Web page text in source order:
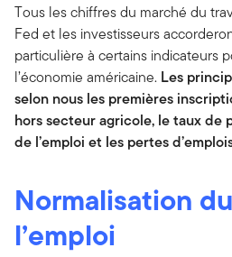
Tous les chiffres du marché du
Fed et les investisseurs
particulière à certains indicateurs
l’économie américaine. Les
selon nous les premières
hors secteur agricole, le taux de
de l’emploi et les pertes
Normalisation
l’emploi